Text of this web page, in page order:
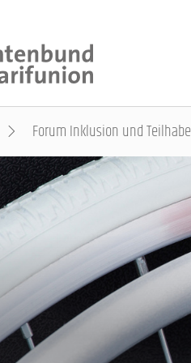
Forum Inklusion und Teilhabe